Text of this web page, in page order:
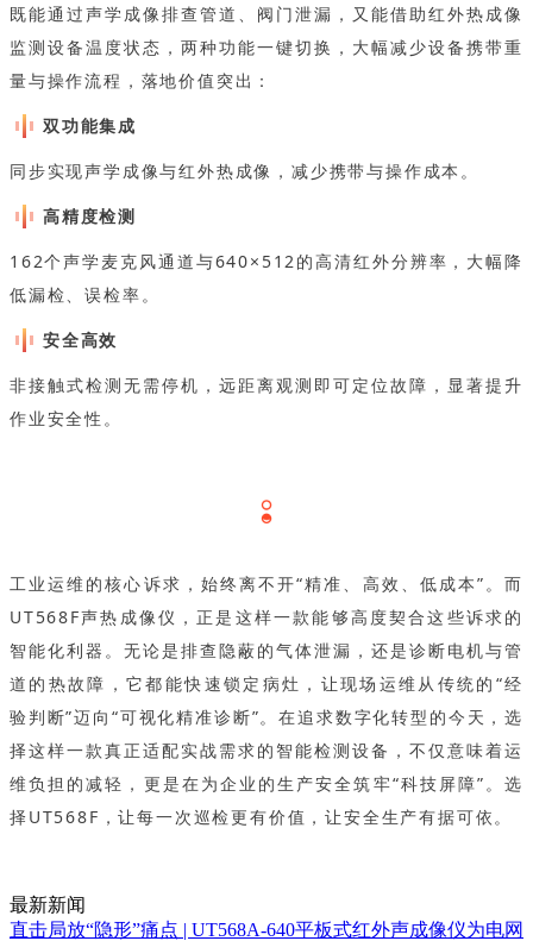
既能通过声学成像排查管道、阀门泄漏，又能借助红外热成像
监测设备温度状态，两种功能一键切换，大幅减少设备携带重
量与操作流程，落地价值突出：
双功能集成
同步实现声学成像与红外热成像，减少携带与操作成本。
高精度检测
162个声学麦克风通道与640×512的高清红外分辨率，大幅降
低漏检、误检率。
安全高效
非接触式检测无需停机，远距离观测即可定位故障，显著提升
作业安全性。
工业运维的核心诉求，始终离不开“精准、高效、低成本”。而
UT568F声热成像仪，正是这样一款能够高度契合这些诉求的
智能化利器。无论是排查隐蔽的气体泄漏，还是诊断电机与管
道的热故障，它都能快速锁定病灶，让现场运维从传统的“经
验判断”迈向“可视化精准诊断”。在追求数字化转型的今天，选
择这样一款真正适配实战需求的智能检测设备，不仅意味着运
维负担的减轻，更是在为企业的生产安全筑牢“科技屏障”。选
择UT568F，让每一次巡检更有价值，让安全生产有据可依。
最新新闻
直击局放“隐形”痛点 | UT568A-640平板式红外声成像仪为电网